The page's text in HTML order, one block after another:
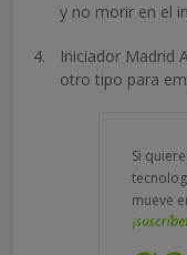
y no morir en el
Iniciador Madrid
otro tipo para
Si
mueve